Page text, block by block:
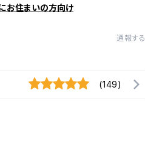
お住まいの方向け
通報する
(149)